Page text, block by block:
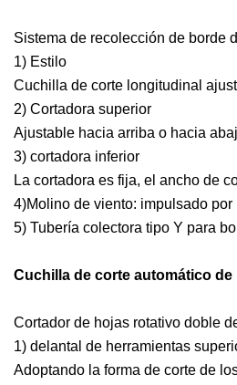
Sistema de recolección de borde
1) Estilo
Cuchilla de corte longitudinal
2) Cortadora superior
Ajustable hacia arriba o hacia
3) cortadora inferior
La cortadora es fija, el ancho de
4)Molino de viento: impulsado por
5) Tubería colectora tipo Y para
Cuchilla de corte automático
Cortador de hojas rotativo doble
1) delantal de herramientas
Adoptando la forma de corte de